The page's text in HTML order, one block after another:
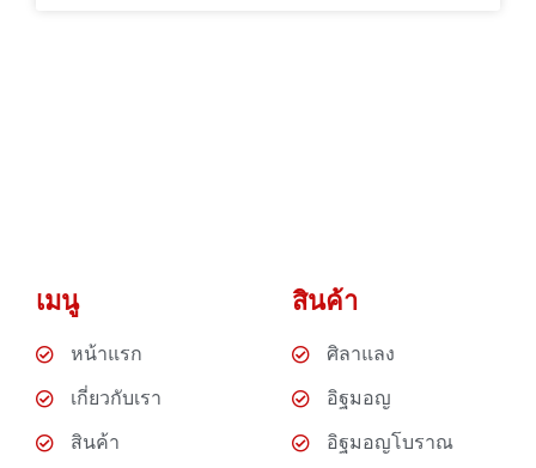
เมนู
หน้าแรก
เกี่ยวกับเรา
สินค้า
สินค้า
ศิลาแลง
อิฐมอญ
อิฐมอญโบราณ